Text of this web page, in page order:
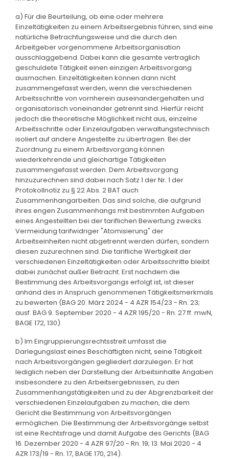
a) Für die Beurteilung, ob eine oder mehrere
Einzeltätigkeiten zu einem Arbeitsergebnis führen, sind eine
natürliche Betrachtungsweise und die durch den
Arbeitgeber vorgenommene Arbeitsorganisation
ausschlaggebend. Dabei kann die gesamte vertraglich
geschuldete Tätigkeit einen einzigen Arbeitsvorgang
ausmachen. Einzeltätigkeiten können dann nicht
zusammengefasst werden, wenn die verschiedenen
Arbeitsschritte von vornherein auseinandergehalten und
organisatorisch voneinander getrennt sind. Hierfür reicht
jedoch die theoretische Möglichkeit nicht aus, einzelne
Arbeitsschritte oder Einzelaufgaben verwaltungstechnisch
isoliert auf andere Angestellte zu übertragen. Bei der
Zuordnung zu einem Arbeitsvorgang können
wiederkehrende und gleichartige Tätigkeiten
zusammengefasst werden. Dem Arbeitsvorgang
hinzuzurechnen sind dabei nach Satz 1 der Nr. 1 der
Protokollnotiz zu § 22 Abs. 2 BAT auch
Zusammenhangarbeiten. Das sind solche, die aufgrund
ihres engen Zusammenhangs mit bestimmten Aufgaben
eines Angestellten bei der tariflichen Bewertung zwecks
Vermeidung tarifwidriger "Atomisierung" der
Arbeitseinheiten nicht abgetrennt werden dürfen, sondern
diesen zuzurechnen sind. Die tarifliche Wertigkeit der
verschiedenen Einzeltätigkeiten oder Arbeitsschritte bleibt
dabei zunächst außer Betracht. Erst nachdem die
Bestimmung des Arbeitsvorgangs erfolgt ist, ist dieser
anhand des in Anspruch genommenen Tätigkeitsmerkmals
zu bewerten (BAG 20. März 2024 - 4 AZR 154/23 - Rn. 23;
ausf. BAG 9. September 2020 - 4 AZR 195/20 - Rn. 27 ff. mwN,
BAGE 172, 130).
b) Im Eingruppierungsrechtsstreit umfasst die
Darlegungslast eines Beschäftigten nicht, seine Tätigkeit
nach Arbeitsvorgängen gegliedert darzulegen. Er hat
lediglich neben der Darstellung der Arbeitsinhalte Angaben
insbesondere zu den Arbeitsergebnissen, zu den
Zusammenhangstätigkeiten und zu der Abgrenzbarkeit der
verschiedenen Einzelaufgaben zu machen, die dem
Gericht die Bestimmung von Arbeitsvorgängen
ermöglichen. Die Bestimmung der Arbeitsvorgänge selbst
ist eine Rechtsfrage und damit Aufgabe des Gerichts (BAG
16. Dezember 2020 - 4 AZR 97/20 - Rn. 19; 13. Mai 2020 - 4
AZR 173/19 - Rn. 17, BAGE 170, 214).